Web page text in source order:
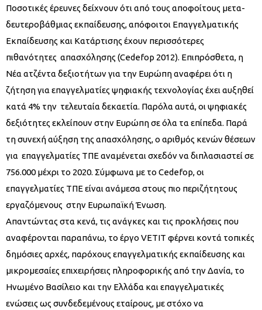
Ποσοτικές έρευνες δείχνουν ότι από τους αποφοίτους μετα-
δευτεροβάθμιας εκπαίδευσης, απόφοιτοι Επαγγελματικής
Εκπαίδευσης και Κατάρτισης έχουν περισσότερες
πιθανότητες απασχόλησης (Cedefop 2012). Επιπρόσθετα, η
Νέα ατζέντα δεξιοτήτων για την Ευρώπη αναφέρει ότι η
ζήτηση για επαγγελματίες ψηφιακής τεχνολογίας έχει αυξηθεί
κατά 4% την τελευταία δεκαετία. Παρόλα αυτά, οι ψηφιακές
δεξιότητες εκλείπουν στην Ευρώπη σε όλα τα επίπεδα. Παρά
τη συνεχή αύξηση της απασχόλησης, ο αριθμός κενών θέσεων
για επαγγελματίες ΤΠΕ αναμένεται σχεδόν να διπλασιαστεί σε
756.000 μέχρι το 2020. Σύμφωνα με το Cedefop, οι
επαγγελματίες ΤΠΕ είναι ανάμεσα στους πιο περιζήτητους
εργαζόμενους στην Ευρωπαϊκή Ένωση.
Απαντώντας στα κενά, τις ανάγκες και τις προκλήσεις που
αναφέρονται παραπάνω, το έργο VETIT φέρνει κοντά τοπικές
δημόσιες αρχές, παρόχους επαγγελματικής εκπαίδευσης και
μικρομεσαίες επιχειρήσεις πληροφορικής από την Δανία, το
Ηνωμένο Βασίλειο και την Ελλάδα και επαγγελματικές
ενώσεις ως συνδεδεμένους εταίρους, με στόχο να